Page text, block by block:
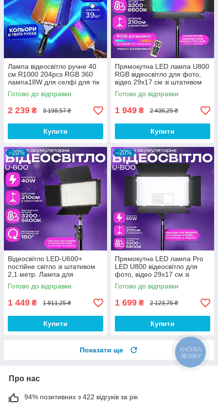
Лампа відеосвітло ручне 40
см R1000 204pcs RGB 360
лампа18W для селфі для тік
току. Студійне світло.
Готово до відправки
2 239 ₴ 3 198,57 ₴
Купити
Прямокутна LED лампа U800
RGB відеосвітло для фото,
відео 29х17 см зі штативом
2,1 метр. Студійне світло.
Готово до відправки
1 949 ₴ 2 436,25 ₴
Купити
–20%
Відеосвітло LED-U600+
постійне світло зі штативом
2,1 метр. Лампа для
візажиста. Студійне світло.
Готово до відправки
1 449 ₴ 1 811,25 ₴
Купити
–20%
Прямокутна LED лампа Pro
LED U800 відеосвітло для
фото, відео 29х17 см зі
штативом 2,1 метр. Студійне
світло.
Готово до відправки
1 699 ₴ 2 123,75 ₴
Купити
Показати ще
Про нас
94% позитивних з 422 відгуків за рік
КНОПКА
ЗВ'ЯЗКУ